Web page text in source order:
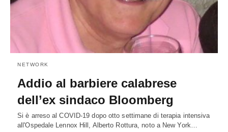
NETWORK
Addio al barbiere calabrese
dell’ex sindaco Bloomberg
Si è arreso al COVID-19 dopo otto settimane di terapia intensiva
all'Ospedale Lennox Hill, Alberto Rottura, noto a New York…